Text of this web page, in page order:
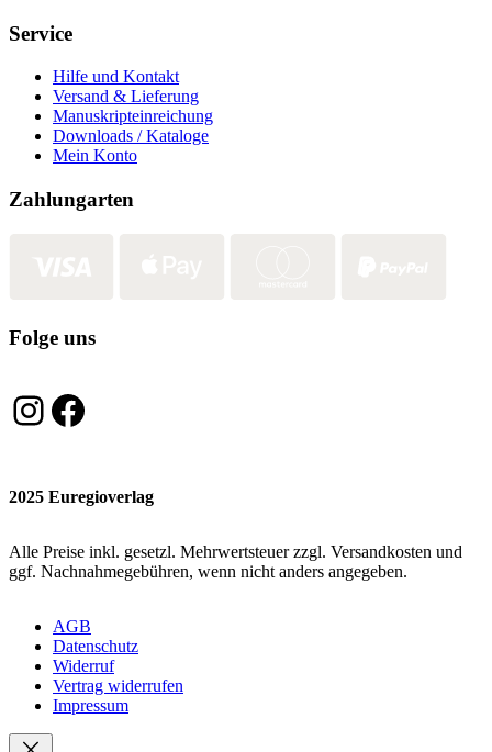
Service
Hilfe und Kontakt
Versand & Lieferung
Manuskripteinreichung
Downloads / Kataloge
Mein Konto
Zahlungarten
Folge uns
Instagram
Facebook
2025 Euregioverlag
Alle Preise inkl. gesetzl. Mehrwertsteuer zzgl. Versandkosten und
ggf. Nachnahmegebühren, wenn nicht anders angegeben.
AGB
Datenschutz
Widerruf
Vertrag widerrufen
Impressum